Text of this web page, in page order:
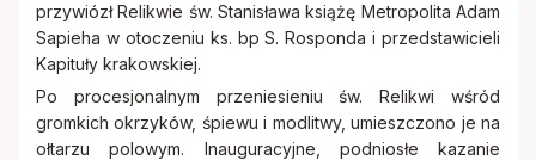
przywiózł Relikwie św. Stanisława książę Metropolita Adam
Sapieha w otoczeniu ks. bp S. Rosponda i przedstawicieli
Kapituły krakowskiej.
Po procesjonalnym przeniesieniu św. Relikwi wśród
gromkich okrzyków, śpiewu i modlitwy, umieszczono je na
ołtarzu polowym. Inauguracyjne, podniosłe kazanie